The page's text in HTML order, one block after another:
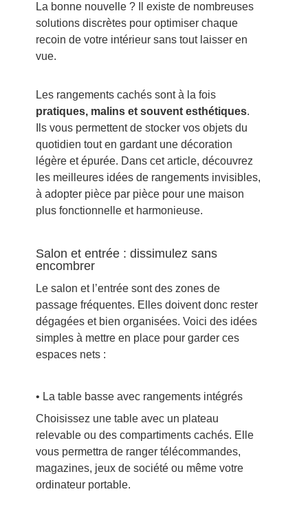
La bonne nouvelle ? Il existe de nombreuses
solutions discrètes pour optimiser chaque
recoin de votre intérieur sans tout laisser en
vue.
Les rangements cachés sont à la fois
pratiques, malins et souvent esthétiques.
Ils vous permettent de stocker vos objets du
quotidien tout en gardant une décoration
légère et épurée. Dans cet article, découvrez
les meilleures idées de rangements invisibles,
à adopter pièce par pièce pour une maison
plus fonctionnelle et harmonieuse.
Salon et entrée : dissimulez sans
encombrer
Le salon et l’entrée sont des zones de
passage fréquentes. Elles doivent donc rester
dégagées et bien organisées. Voici des idées
simples à mettre en place pour garder ces
espaces nets :
• La table basse avec rangements intégrés
Choisissez une table avec un plateau
relevable ou des compartiments cachés. Elle
vous permettra de ranger télécommandes,
magazines, jeux de société ou même votre
ordinateur portable.